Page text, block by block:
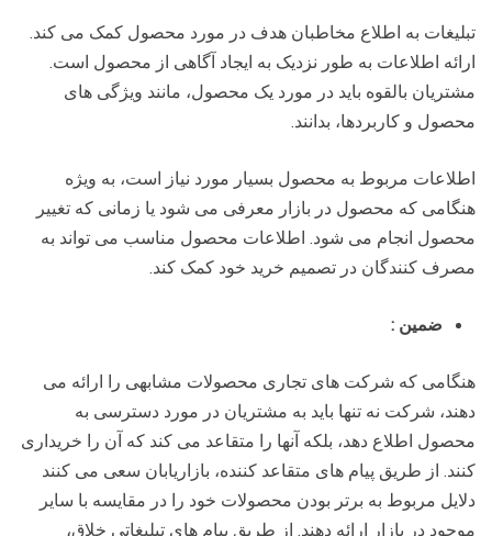
تبلیغات به اطلاع مخاطبان هدف در مورد محصول کمک می کند.
ارائه اطلاعات به طور نزدیک به ایجاد آگاهی از محصول است.
مشتریان بالقوه باید در مورد یک محصول، مانند ویژگی های
محصول و کاربردها، بدانند.
اطلاعات مربوط به محصول بسیار مورد نیاز است، به ویژه
هنگامی که محصول در بازار معرفی می شود یا زمانی که تغییر
محصول انجام می شود. اطلاعات محصول مناسب می تواند به
مصرف کنندگان در تصمیم خرید خود کمک کند.
ضمین :
هنگامی که شرکت های تجاری محصولات مشابهی را ارائه می
دهند، شرکت نه تنها باید به مشتریان در مورد دسترسی به
محصول اطلاع دهد، بلکه آنها را متقاعد می کند که آن را خریداری
کنند. از طریق پیام های متقاعد کننده، بازاریابان سعی می کنند
دلایل مربوط به برتر بودن محصولات خود را در مقایسه با سایر
موجود در بازار ارائه دهند. از طریق پیام های تبلیغاتی خلاق،